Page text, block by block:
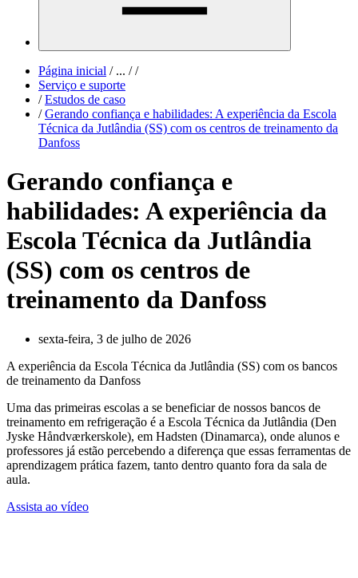
Página inicial /... / /
Serviço e suporte
/ Estudos de caso
/ Gerando confiança e habilidades: A experiência da Escola
Técnica da Jutlândia (SS) com os centros de treinamento da
Danfoss
Gerando confiança e
habilidades: A experiência da
Escola Técnica da Jutlândia
(SS) com os centros de
treinamento da Danfoss
sexta-feira, 3 de julho de 2026
A experiência da Escola Técnica da Jutlândia (SS) com os bancos
de treinamento da Danfoss
Uma das primeiras escolas a se beneficiar de nossos bancos de
treinamento em refrigeração é a Escola Técnica da Jutlândia (Den
Jyske Håndværkerskole), em Hadsten (Dinamarca), onde alunos e
professores já estão percebendo a diferença que essas ferramentas de
aprendizagem prática fazem, tanto dentro quanto fora da sala de
aula.
Assista ao vídeo